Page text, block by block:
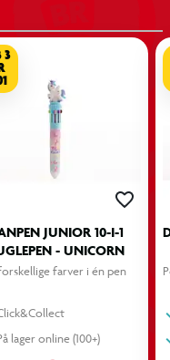
3
JUNIOR 10-I-1
- UNICORN
farver i én pen
lager online (100+)